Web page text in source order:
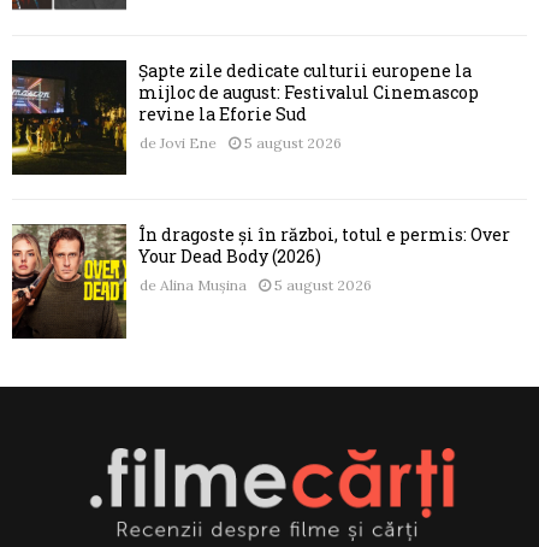
Șapte zile dedicate culturii europene la
mijloc de august: Festivalul Cinemascop
revine la Eforie Sud
de Jovi Ene 5 august 2026
În dragoste și în război, totul e permis: Over
Your Dead Body (2026)
de Alina Mușina 5 august 2026